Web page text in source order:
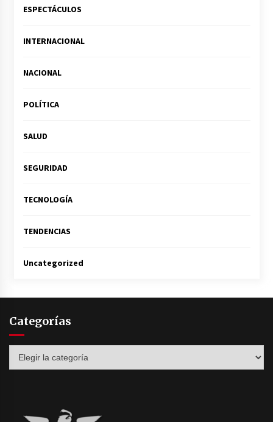
ESPECTÁCULOS
INTERNACIONAL
NACIONAL
POLÍTICA
SALUD
SEGURIDAD
TECNOLOGÍA
TENDENCIAS
Uncategorized
Categorías